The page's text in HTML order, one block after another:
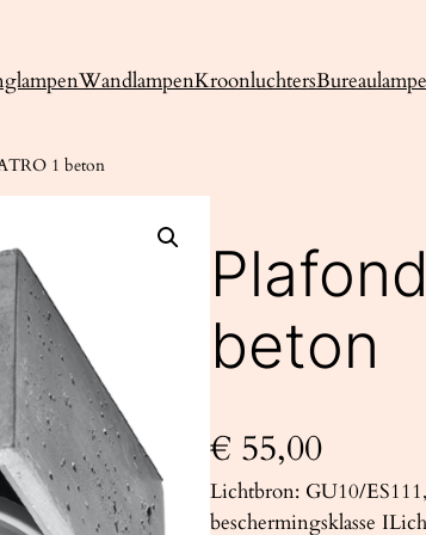
WandlampenKroonluchters
1 beton
beton
€ 55,00
Lichtbron: GU10/
beschermingsklasse